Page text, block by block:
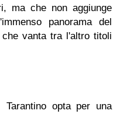
ma che non aggiunge
panorama del
che vanta tra l'altro titoli
Tarantino opta per una